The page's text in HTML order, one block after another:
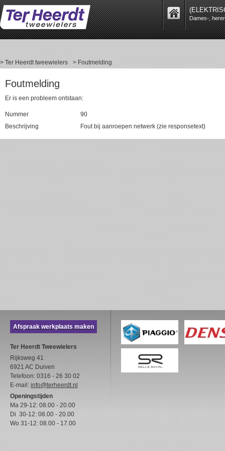
Dames-,
> Ter Heerdt tweewielers > Foutmelding
Foutmelding
Er is een probleem ontstaan:
Nummer
90
Beschrijving
Fout bij aanroepen netwerk (zie responsetext)
Afspraak werkplaats maken
Ter Heerdt Tweewielers
Rijksweg 41
6921 AC Duiven
Telefoon: 0316 - 26 30 02
E-mail: info@terheerdt.nl
Openingstijden
Ma 29-12: 08.00 - 20.00
Di 30-12: 08.00 - 20.00
Wo 31-12: 08.00 - 17.00